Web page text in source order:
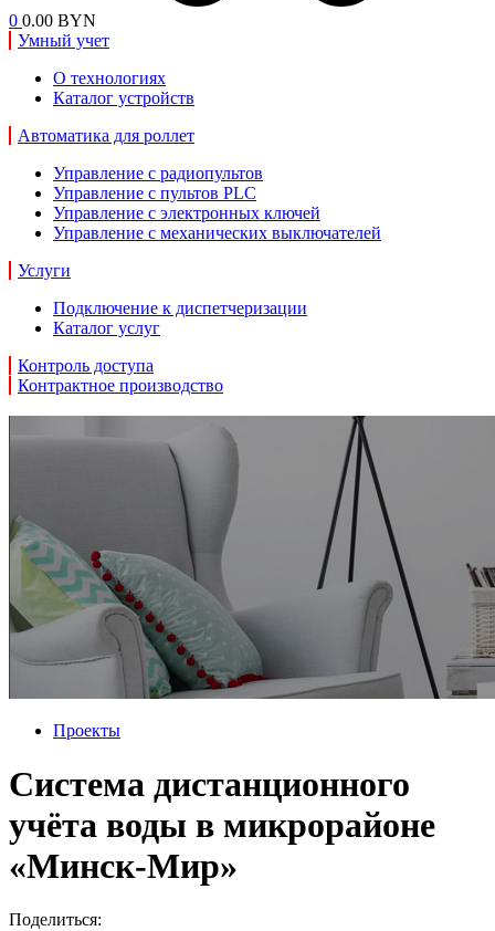
0 0.00 BYN
Умный учет
О технологиях
Каталог устройств
Автоматика для роллет
Управление с радиопультов
Управление с пультов PLC
Управление с электронных ключей
Управление с механических выключателей
Услуги
Подключение к диспетчеризации
Каталог услуг
Контроль доступа
Контрактное производство
Проекты
Система дистанционного
учёта воды в микрорайоне
«Минск-Мир»
Поделиться: